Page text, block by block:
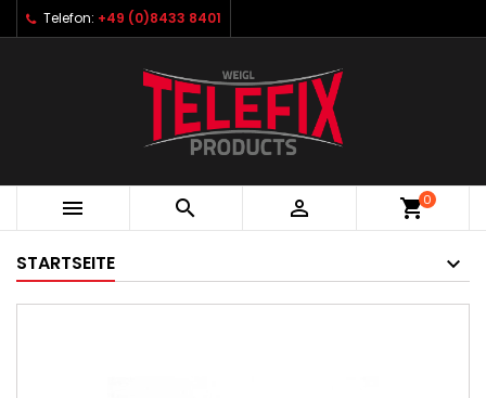
Telefon: +49 (0)8433 8401
   shopping_cart0
STARTSEITE